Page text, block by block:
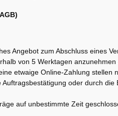
Angebot zum Abschluss eines
von 5 Werktagen
etwaige Online-Zahlung stellen
oder durch
auf unbestimmte Zeit